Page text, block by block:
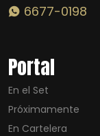
6677-0198
Portal
En el Set
Próximamente
En Cartelera